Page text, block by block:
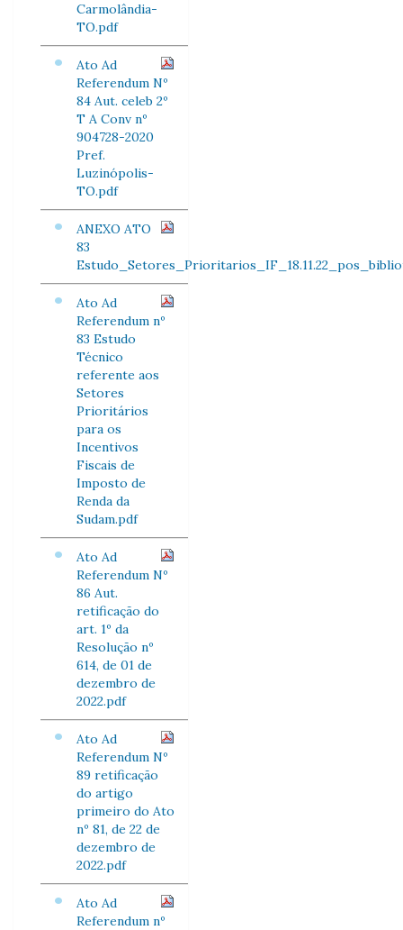
Carmolândia-
TO.pdf
Ato Ad
Referendum Nº
84 Aut. celeb 2º
T A Conv nº
904728-2020
Pref.
Luzinópolis-
TO.pdf
ANEXO ATO
83
Ato Ad
Referendum nº
83 Estudo
Técnico
referente aos
Setores
Prioritários
para os
Incentivos
Fiscais de
Imposto de
Renda da
Sudam.pdf
Ato Ad
Referendum Nº
86 Aut.
retificação do
art. 1º da
Resolução nº
614, de 01 de
dezembro de
2022.pdf
Ato Ad
Referendum Nº
89 retificação
do artigo
primeiro do Ato
nº 81, de 22 de
dezembro de
2022.pdf
Ato Ad
Referendum nº